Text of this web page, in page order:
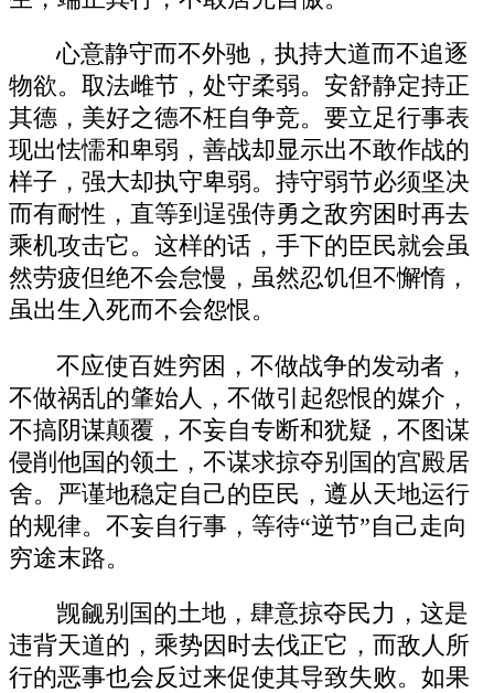
心意静守而不外驰，执持大道而不追逐
物欲。取法雌节，处守柔弱。安舒静定持正
其德，美好之德不枉自争竞。要立足行事表
现出怯懦和卑弱，善战却显示出不敢作战的
样子，强大却执守卑弱。持守弱节必须坚决
而有耐性，直等到逞强侍勇之敌穷困时再去
乘机攻击它。这样的话，手下的臣民就会虽
然劳疲但绝不会怠慢，虽然忍饥但不懈惰，
虽出生入死而不会怨恨。
不应使百姓穷困，不做战争的发动者，
不做祸乱的肇始人，不做引起怨恨的媒介，
不搞阴谋颠覆，不妄自专断和犹疑，不图谋
侵削他国的领土，不谋求掠夺别国的宫殿居
舍。严谨地稳定自己的臣民，遵从天地运行
的规律。不妄自行事，等待“逆节”自己走向
穷途末路。
觊觎别国的土地，肆意掠夺民力，这是
违背天道的，乘势因时去伐正它，而敌人所
行的恶事也会反过来促使其导致失败。如果